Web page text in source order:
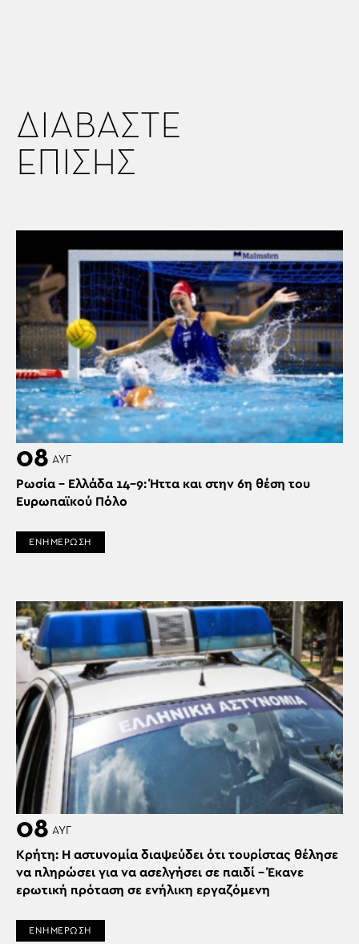
ΔΙΑΒΑΣΤΕ
ΕΠΙΣΗΣ
08 ΑΥΓ
Ρωσία – Ελλάδα 14-9: Ήττα και στην 6η θέση του
Ευρωπαϊκού Πόλο
ΕΝΗΜΕΡΩΣΗ
08 ΑΥΓ
Κρήτη: Η αστυνομία διαψεύδει ότι τουρίστας θέλησε
να πληρώσει για να ασελγήσει σε παιδί – Έκανε
ερωτική πρόταση σε ενήλικη εργαζόμενη
ΕΝΗΜΕΡΩΣΗ